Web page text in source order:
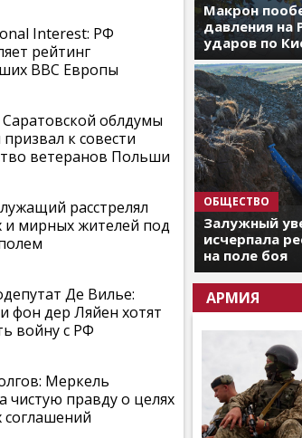
Interest: РФ
рейтинг
ВВС Европы
облдумы
к совести
ветеранов Польши
расстрелял
и мирных жителей под
Де Вилье:
фон дер Ляйен хотят
войну с РФ
Меркель
чистую правду о целях
Макрон
давления на
ударов по
ОБЩЕСТВО
Залужный
исчерпала
на поле боя
АРМИЯ